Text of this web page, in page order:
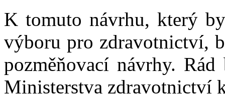
K tomuto návrhu, který
výboru pro zdravotnictví,
pozměňovací návrhy.
Ministerstva zdravotnictví